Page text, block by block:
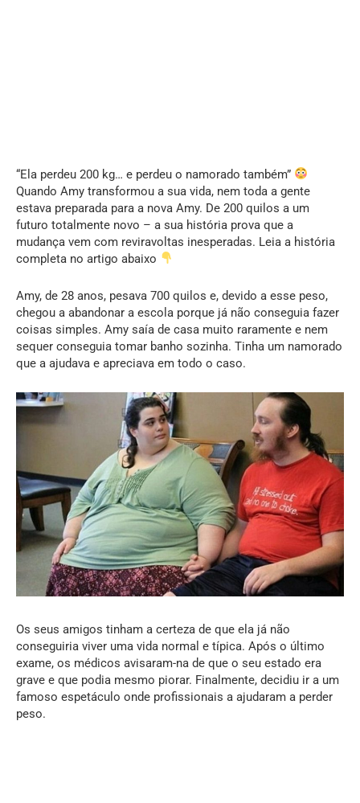
“Ela perdeu 200 kg… e perdeu o namorado também”
Quando Amy transformou a sua vida, nem toda a gente
estava preparada para a nova Amy. De 200 quilos a um
futuro totalmente novo – a sua história prova que a
mudança vem com reviravoltas inesperadas. Leia a história
completa no artigo abaixo
Amy, de 28 anos, pesava 700 quilos e, devido a esse peso,
chegou a abandonar a escola porque já não conseguia fazer
coisas simples. Amy saía de casa muito raramente e nem
sequer conseguia tomar banho sozinha. Tinha um namorado
que a ajudava e apreciava em todo o caso.
Os seus amigos tinham a certeza de que ela já não
conseguiria viver uma vida normal e típica. Após o último
exame, os médicos avisaram-na de que o seu estado era
grave e que podia mesmo piorar. Finalmente, decidiu ir a um
famoso espetáculo onde profissionais a ajudaram a perder
peso.